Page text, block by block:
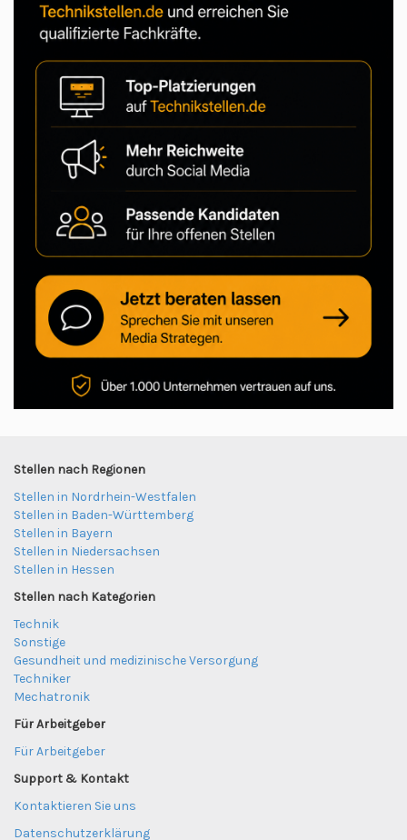
Stellen nach Regionen
Stellen in Nordrhein-Westfalen
Stellen in Baden-Württemberg
Stellen in Bayern
Stellen in Niedersachsen
Stellen in Hessen
Stellen nach Kategorien
Technik
Sonstige
Gesundheit und medizinische Versorgung
Techniker
Mechatronik
Für Arbeitgeber
Für Arbeitgeber
Support & Kontakt
Kontaktieren Sie uns
Datenschutzerklärung